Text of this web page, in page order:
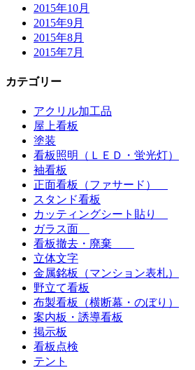
2015年10月
2015年9月
2015年8月
2015年7月
カテゴリー
アクリル加工品
屋上看板
塗装
看板照明（ＬＥＤ・蛍光灯）
袖看板
正面看板（ファサード）
スタンド看板
カッティングシート貼り
ガラス面
看板撤去・廃棄
立体文字
金属銘板（マンション表札）
野立て看板
布製看板（横断幕・のぼり）
案内板・誘導看板
掲示板
看板点検
テント